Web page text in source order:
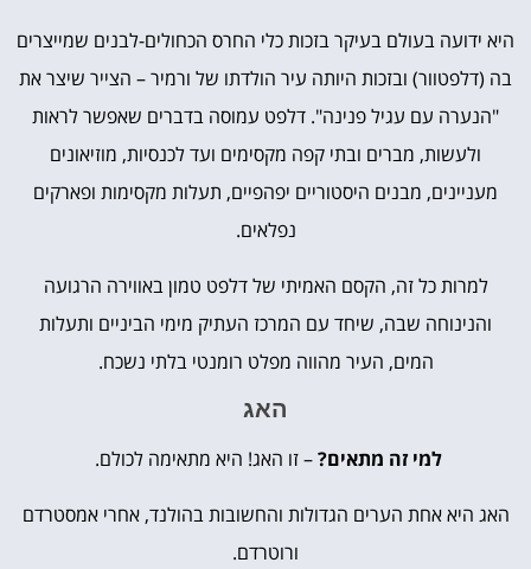
היא ידועה בעולם בעיקר בזכות כלי החרס הכחולים-לבנים שמייצרים
בה (דלפטוור) ובזכות היותה עיר הולדתו של ורמיר – הצייר שיצר את
"הנערה עם עגיל פנינה". דלפט עמוסה בדברים שאפשר לראות
ולעשות, מברים ובתי קפה מקסימים ועד לכנסיות, מוזיאונים
מעניינים, מבנים היסטוריים יפהפיים, תעלות מקסימות ופארקים
נפלאים.
למרות כל זה, הקסם האמיתי של דלפט טמון באווירה הרגועה
והנינוחה שבה, שיחד עם המרכז העתיק מימי הביניים ותעלות
המים, העיר מהווה מפלט רומנטי בלתי נשכח.
האג
למי זה מתאים?– זו האג! היא מתאימה לכולם.
האג היא אחת הערים הגדולות והחשובות בהולנד, אחרי אמסטרדם
ורוטרדם.